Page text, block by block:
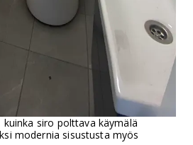
siro polttava käymälä
modernia sisustusta myös